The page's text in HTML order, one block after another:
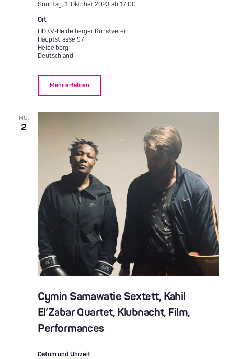
Sonntag, 1. Oktober 2023 ab 17:00
Ort
HDKV-Heidelberger Kunstverein
Hauptstrasse 97
Heidelberg
Deutschland
Mehr erfahren
MO.
2
Cymin Samawatie Sextett, Kahil
El’Zabar Quartet, Klubnacht, Film,
Performances
Datum und Uhrzeit